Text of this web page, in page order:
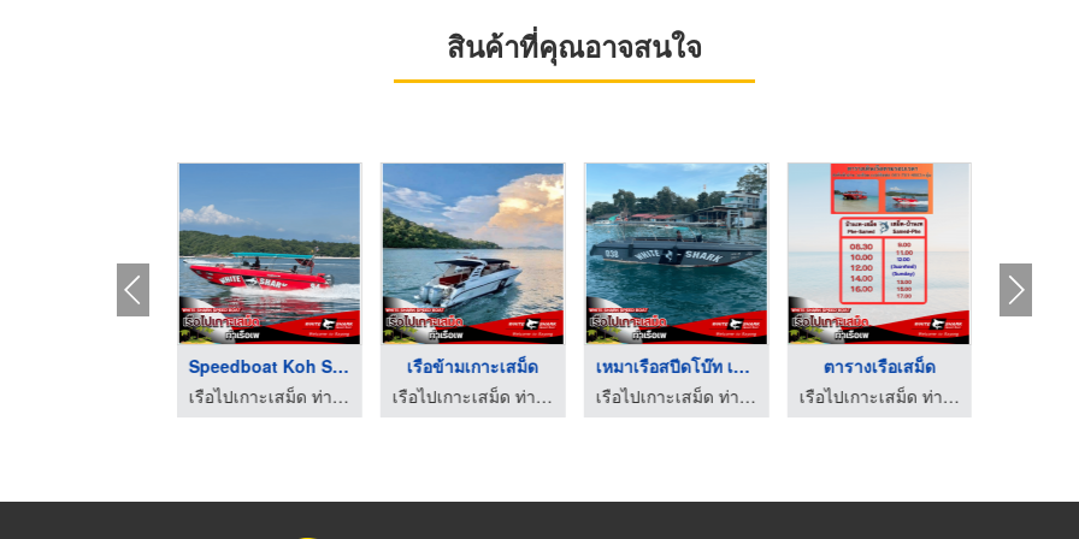
สินค้าที่คุณอาจสนใจ
Speedboat Koh Samet ...
เรือไปเกาะเสม็ด ท่าเรือเพ - White Shark
เรือข้ามเกาะเสม็ด
เรือไปเกาะเสม็ด ท่าเรือเพ - White Shark
เหมาเรือสปีดโบ๊ท เสม ...
เรือไปเกาะเสม็ด ท่าเรือเพ - White Shark
ตารางเรือเสม็ด
เรือไปเกาะเสม็ด ท่าเรือเพ - White Shark